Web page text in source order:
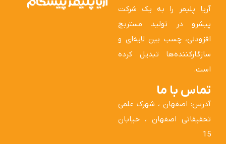
آریا پلیمر را به یک شرکت
پیشرو در تولید مستربچ
افزودنی، چسب بین لایه‌ای و
سازگارکننده‌ها تبدیل کرده
است.
تماس با ما
آدرس: اصفهان ، شهرک علمی
تحقیقاتی اصفهان ، خیابان
15